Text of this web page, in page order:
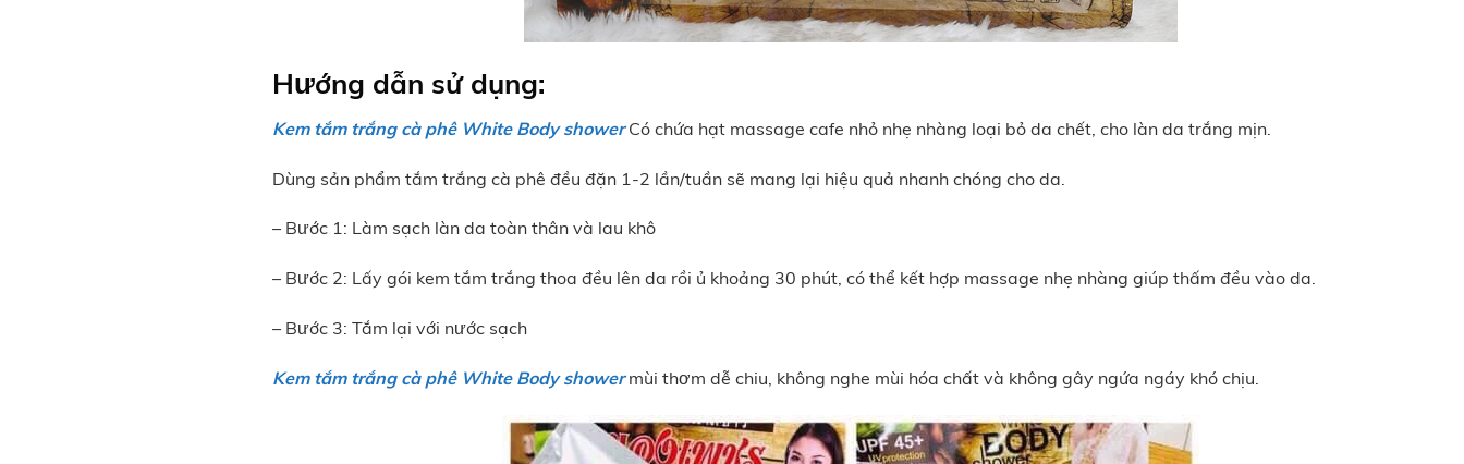
Hướng dẫn sử dụng:
Kem tắm trắng cà phê White Body showerCó chứa hạt massage cafe nhỏ nhẹ nhàng loại bỏ da chết, cho làn da trắng mịn.
Dùng sản phẩm tắm trắng cà phê đều đặn 1-2 lần/tuần sẽ mang lại hiệu quả nhanh chóng cho da.
– Bước 1: Làm sạch làn da toàn thân và lau khô
– Bước 2: Lấy gói kem tắm trắng thoa đều lên da rồi ủ khoảng 30 phút, có thể kết hợp massage nhẹ nhàng giúp thấm đều vào da.
– Bước 3: Tắm lại với nước sạch
Kem tắm trắng cà phê White Body showermùi thơm dễ chiu, không nghe mùi hóa chất và không gây ngứa ngáy khó chịu.